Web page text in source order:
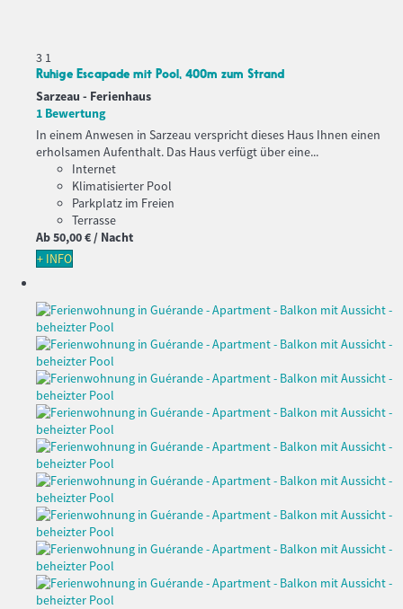
3 1
Ruhige Escapade mit Pool, 400m zum Strand
Sarzeau - Ferienhaus
1 Bewertung
In einem Anwesen in Sarzeau verspricht dieses Haus Ihnen einen
erholsamen Aufenthalt. Das Haus verfügt über eine...
Internet
Klimatisierter Pool
Parkplatz im Freien
Terrasse
Ab50,00 €/ Nacht
+ INFO